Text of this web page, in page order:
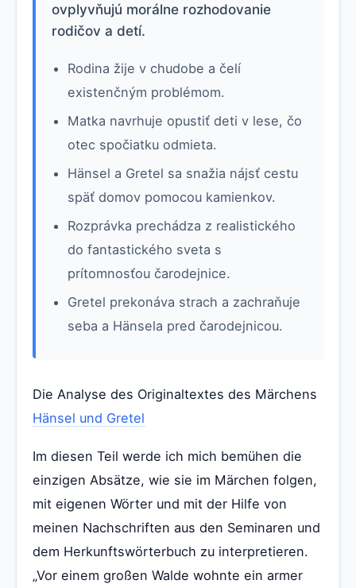
ovplyvňujú morálne rozhodovanie
rodičov a detí.
Rodina žije v chudobe a čelí
existenčným problémom.
Matka navrhuje opustiť deti v lese, čo
otec spočiatku odmieta.
Hänsel a Gretel sa snažia nájsť cestu
späť domov pomocou kamienkov.
Rozprávka prechádza z realistického
do fantastického sveta s
prítomnosťou čarodejnice.
Gretel prekonáva strach a zachraňuje
seba a Hänsela pred čarodejnicou.
Die Analyse des Originaltextes des Märchens
Hänsel und Gretel
Im diesen Teil werde ich mich bemühen die
einzigen Absätze, wie sie im Märchen folgen,
mit eigenen Wörter und mit der Hilfe von
meinen Nachschriften aus den Seminaren und
dem Herkunftswörterbuch zu interpretieren.
„Vor einem großen Walde wohnte ein armer